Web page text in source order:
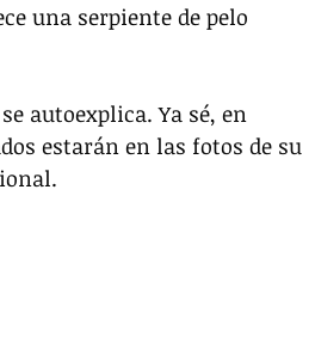
una serpiente de pelo
autoexplica. Ya sé, en
estarán en las fotos de su